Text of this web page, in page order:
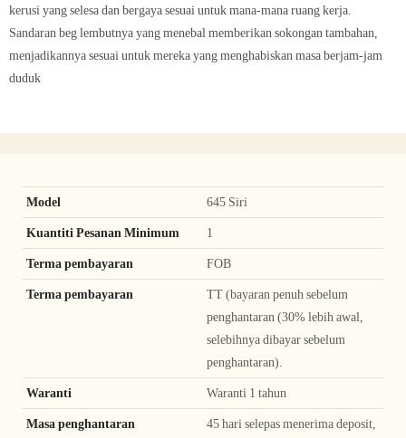
kerusi yang selesa dan bergaya sesuai untuk mana-mana ruang kerja.
Sandaran beg lembutnya yang menebal memberikan sokongan tambahan,
menjadikannya sesuai untuk mereka yang menghabiskan masa berjam-jam
duduk
Model 645 Siri
Kuantiti Pesanan Minimum 1
Terma pembayaran FOB
Terma pembayaran
TT (bayaran penuh sebelum
penghantaran (30% lebih awal,
selebihnya dibayar sebelum
penghantaran).
Waranti Waranti 1 tahun
Masa penghantaran
45 hari selepas menerima deposit,